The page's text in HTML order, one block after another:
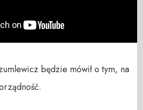
będzie mówił o tym, na